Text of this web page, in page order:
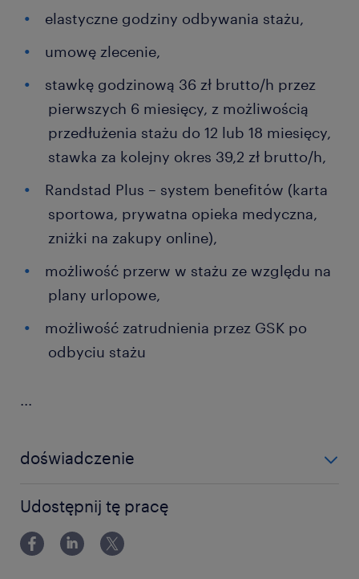
elastyczne godziny odbywania stażu,
umowę zlecenie,
stawkę godzinową 36 zł brutto/h przez
pierwszych 6 miesięcy, z możliwością
przedłużenia stażu do 12 lub 18 miesięcy,
stawka za kolejny okres 39,2 zł brutto/h,
Randstad Plus – system benefitów (karta
sportowa, prywatna opieka medyczna,
zniżki na zakupy online),
możliwość przerw w stażu ze względu na
plany urlopowe,
możliwość zatrudnienia przez GSK po
odbyciu stażu
...
doświadczenie
Udostępnij tę pracę